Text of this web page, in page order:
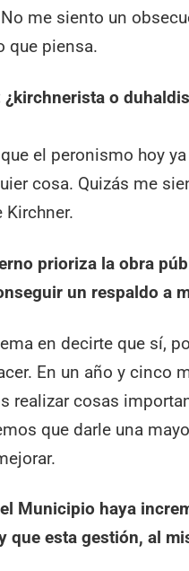
me siento un
que piensa.
o
el peronismo hoy
cosa. Quizás me
prioriza la obra
un respaldo a
en decirte que sí,
En un año y cinco
realizar cosas
que darle una
Municipio haya
que esta gestión, al